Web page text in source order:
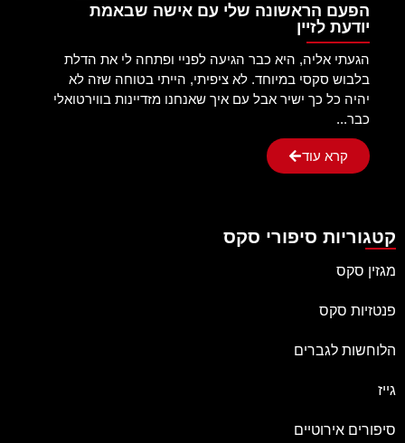
הפעם הראשונה שלי עם אישה שבאמת
יודעת לזיין
הגעתי אליה, היא כבר הגיעה לפניי ופתחה לי את הדלת
בלבוש סקסי במיוחד. לא ציפיתי, הייתי בטוחה שזה לא
יהיה כל כך ישיר אבל עם איך שאנחנו מזדיינות בווירטואלי
כבר...
קרא עוד
קטגוריות סיפורי סקס
מגזין סקס
פנטזיות סקס
הלוחשות לגברים
גייז
סיפורים אירוטיים